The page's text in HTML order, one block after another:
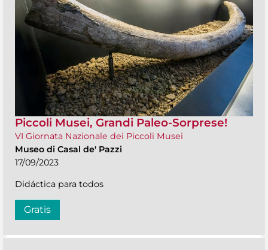
Piccoli Musei, Grandi Paleo-Sorprese!
VI Giornata Nazionale dei Piccoli Musei
Museo di Casal de' Pazzi
17/09/2023
Didáctica para todos
Gratis